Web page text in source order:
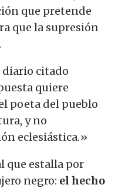
que pretende
que la supresión
diario citado
quiere
poeta del pueblo
y no
eclesiástica.»
que estalla por
negro: el hecho